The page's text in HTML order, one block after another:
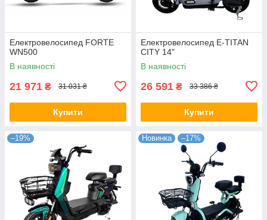
Електровелосипед FORTE
WN500
В наявності
21 971 ₴ 31 031 ₴
Купити
Електровелосипед E-TITAN
CITY 14"
В наявності
26 591 ₴ 33 386 ₴
Купити
–19% Новинка –17%